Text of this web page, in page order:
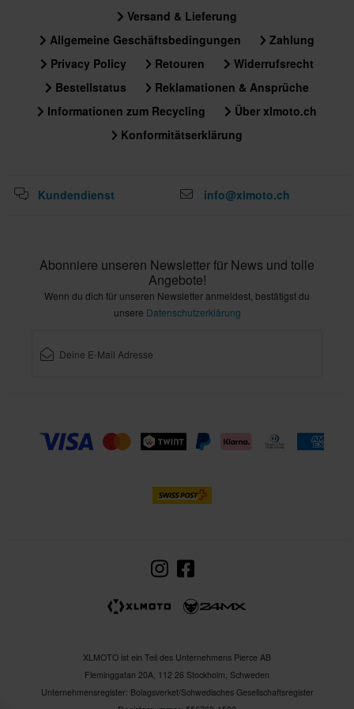
Versand & Lieferung
Allgemeine Geschäftsbedingungen
Zahlung
Privacy Policy
Retouren
Widerrufsrecht
Bestellstatus
Reklamationen & Ansprüche
Informationen zum Recycling
Über xlmoto.ch
Konformitätserklärung
Kundendienst info@xlmoto.ch
Abonniere unseren Newsletter für News und tolle
Angebote!
Wenn du dich für unseren Newsletter anmeldest, bestätigst du
unsere Datenschutzerklärung
XLMOTO ist ein Teil des Unternehmens Pierce AB
Fleminggatan 20A, 112 26 Stockholm, Schweden
Unternehmensregister: Bolagsverket/Schwedisches Gesellschaftsregister